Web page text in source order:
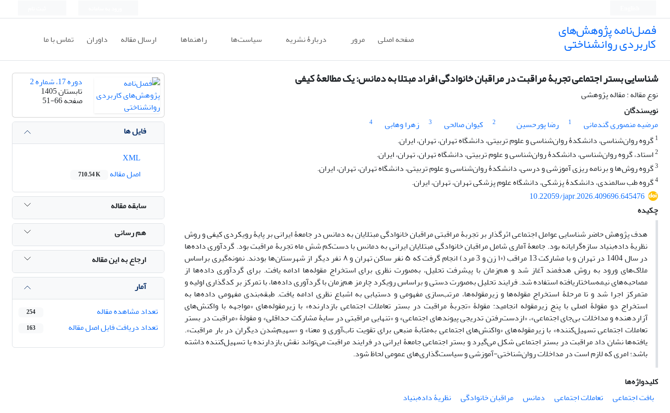
فصل‌نامه پژوهش‌های
کاربردی روانشناختی صفحه اصلی مرور دربارۀ نشریه سیاست‌ها راهنماها ارسال مقاله داوران تماس با ما
شناسایی بستر اجتماعی تجربۀ مراقبت در مراقبان خانوادگی افراد مبتلا به دمانس: یک مطالعۀ کیفی
نوع مقاله : مقاله پژوهشی
نویسندگان
مرضیه منصوری گندمانی
1 رضا پورحسین 2 کیوان صالحی 3 زهرا وهابی
4
1گروه روان‌شناسی، دانشکدۀ روان‌شناسی و علوم تربیتی، دانشگاه تهران، تهران، ایران.
2استاد، گروه روان‌شناسی، دانشکدۀ روان‌شناسی و علوم تربیتی، دانشگاه تهران، تهران، ایران.
3گروه روش‌ها و برنامه ریزی آموزشی و درسی، دانشکدۀ روان‌شناسی و علوم تربیتی، دانشگاه تهران، تهران، ایران.
4گروه طب سالمندی، دانشکدۀ پزشکی، دانشگاه علوم پزشکی تهران، تهران، ایران.
10.22059/japr.2026.409696.645476
چکیده
هدف پژوهش حاضر شناسایی عوامل اجتماعی اثرگذار بر تجربۀ مراقبتی مراقبان خانوادگی مبتلایان به دمانس در جامعۀ ایرانی بر پایۀ رویکردی کیفی و روش
نظریۀ داده‌بنیاد سازه‌گرایانه بود. جامعۀ آماری شامل مراقبان خانوادگی مبتلایان ایرانی به دمانس با دست‌کم شش ماه تجربۀ مراقبت بود. گردآوری داده‌ها
در سال 1404 در تهران و با مشارکت 13 مراقب (۱۰ زن و 3 مرد) انجام گرفت که ۵ نفر ساکن تهران و ۸ نفر دیگر از شهرستان‌ها بودند. نمونه‌گیری براساس
ملاک‌های ورود به روش هدفمند آغاز شد و هم‌زمان با پیشرفت تحلیل، به‌صورت نظری برای استخراج مقوله‌ها ادامه یافت. برای گردآوری داده‌ها از
مصاحبه‌های نیمه‌ساختاریافته استفاده شد. فرایند تحلیل به‌صورت دستی و براساس رویکرد چارمز هم‌زمان با گردآوری داده‌ها، با تمرکز بر کدگذاری اولیه و
متمرکز اجرا شد و تا مرحلۀ استخراج مقوله‌ها و زیرمقوله‌ها، مرتب‌سازی مفهومی و دستیابی به اشباع نظری ادامه یافت. طبقه‌بندی مفهومی داده‌ها به
استخراج دو مقولۀ اصلی با پنج زیرمقوله انجامید: مقولۀ «تجربۀ مراقبت در بستر تعاملات اجتماعی بازدارنده» با زیرمقوله‌های «مواجهه با واکنش‌های
آزاردهنده و مداخلات بی‌جای اجتماعی»، «ازدست‌رفتن تدریجی پیوندهای اجتماعی» و «تنهایی مراقبتی در سایۀ مشارکت حداقلی» و مقولۀ «مراقبت در بستر
تعاملات اجتماعی تسهیل‌کننده» با زیرمقوله‌های «واکنش‌های اجتماعی به‌مثابۀ منبعی برای تقویت تاب‌آوری و معنا» و «سهیم‌شدن دیگران در بار مراقبت».
یافته‌ها نشان داد مراقبت در بستر اجتماعی شکل می‌گیرد و بستر اجتماعی جامعۀ ایرانی در فرایند مراقبت می‌تواند نقش بازدارنده یا تسهیل‌کننده داشته
باشد؛ امری که لازم است در مداخلات روان‌شناختی-آموزشی و سیاست‌گذاری‌های عمومی لحاظ شود.
کلیدواژه‌ها
بافت اجتماعی
تعاملات اجتماعی دمانس مراقبان خانوادگی نظریۀ داده‌بنیاد
دوره 17، شماره 2
تابستان 1405
صفحه51-66
فایل ها
اصل مقاله
710.54 K
سابقه مقاله
هم رسانی
ارجاع به این مقاله
آمار
تعداد مشاهده مقاله
254
تعداد دریافت فایل اصل مقاله 163